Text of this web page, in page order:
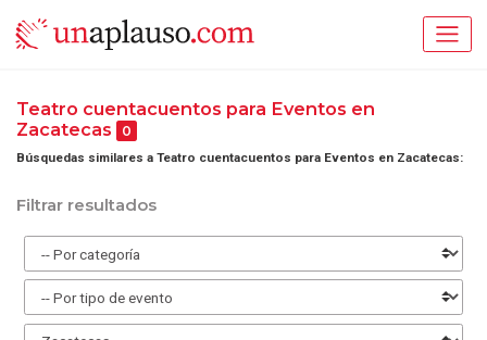
Teatro cuentacuentos para Eventos en
Zacatecas
0
Búsquedas similares a Teatro cuentacuentos para Eventos en Zacatecas:
Filtrar resultados